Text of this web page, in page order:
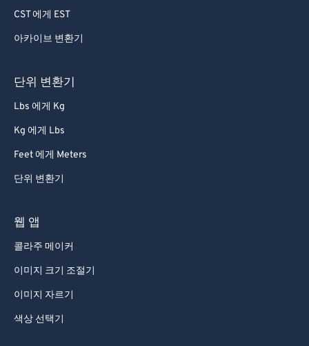
CST 에게 EST
아카이브 변환기
단위 변환기
Lbs 에게 Kg
Kg 에게 Lbs
Feet 에게 Meters
단위 변환기
웹 앱
콜라주 메이커
이미지 크기 조절기
이미지 자르기
색상 선택기